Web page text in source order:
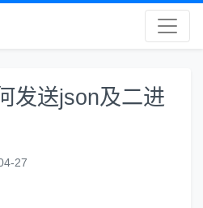
发送json及二进
27